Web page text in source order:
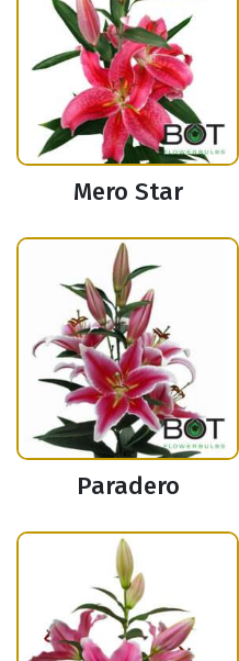
Mero Star
Paradero